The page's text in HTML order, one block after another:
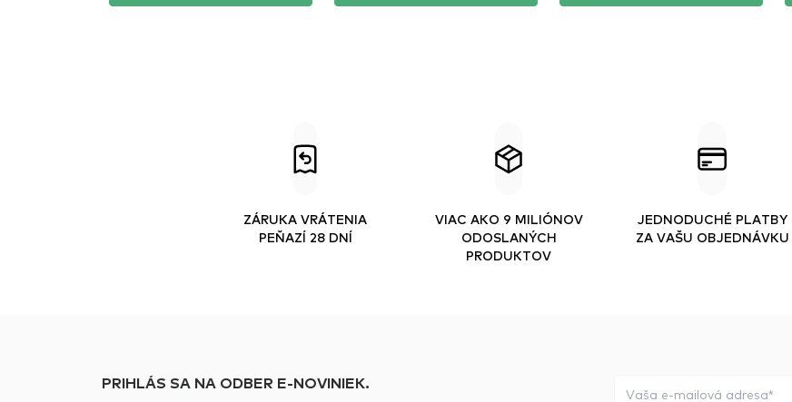
ZÁRUKA VRÁTENIA
PEŇAZÍ 28 DNÍ
VIAC AKO 9 MILIÓNOV
ODOSLANÝCH
PRODUKTOV
JEDNODUCHÉ PLATBY
ZA VAŠU OBJEDNÁVKU
PRIHLÁS SA NA ODBER E-NOVINIEK.